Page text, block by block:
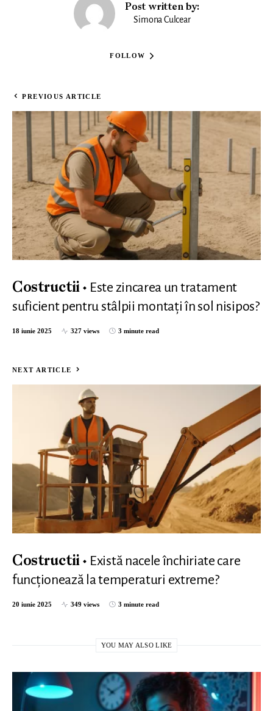
Post written by:
Simona Culcear
FOLLOW
PREVIOUS ARTICLE
Costructii
Este zincarea un tratament
suficient pentru stâlpii montați în sol nisipos?
18 iunie 2025 327 views 3 minute read
NEXT ARTICLE
Costructii
Există nacele închiriate care
funcționează la temperaturi extreme?
20 iunie 2025 349 views 3 minute read
YOU MAY ALSO LIKE